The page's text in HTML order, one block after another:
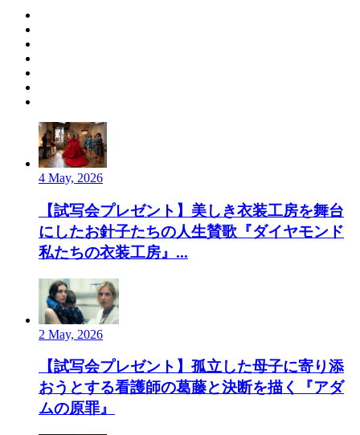
4 May, 2026
【試写会プレゼント】美しき衣装工房を舞台
にしたお針子たちの人生賛歌『ダイヤモンド
私たちの衣装工房』...
2 May, 2026
【試写会プレゼント】孤立した母子に寄り添
おうとする看護師の葛藤と決断を描く『アダ
ムの原罪』